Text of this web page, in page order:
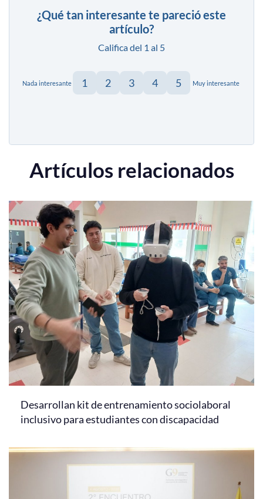
¿Qué tan interesante te pareció este
artículo?
Califica del 1 al 5
Nada interesante 1 2 3 4 5 Muy interesante
Artículos relacionados
Desarrollan kit de entrenamiento sociolaboral
inclusivo para estudiantes con discapacidad